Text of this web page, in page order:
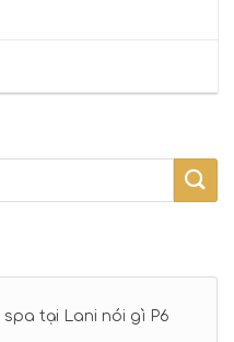
spa tại Lani nói gì P6